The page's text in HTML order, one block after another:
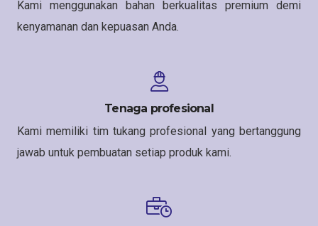
Kami menggunakan bahan berkualitas premium demi
kenyamanan dan kepuasan Anda.
Tenaga profesional
Kami memiliki tim tukang profesional yang bertanggung
jawab untuk pembuatan setiap produk kami.